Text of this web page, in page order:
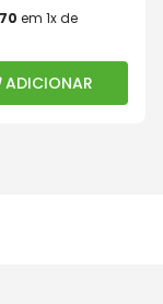
70 em 1x de
ADICIONAR